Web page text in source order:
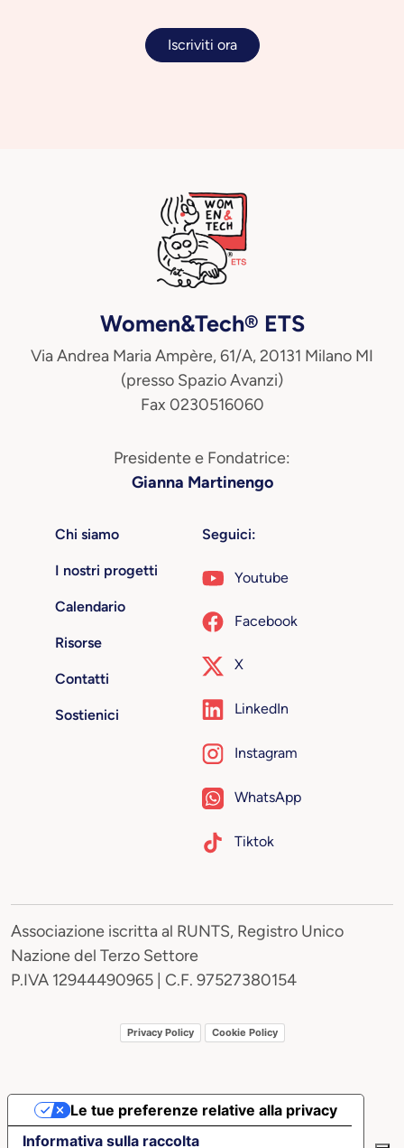
Iscriviti ora
Women&Tech® ETS
Via Andrea Maria Ampère, 61/A, 20131 Milano MI
(presso Spazio Avanzi)
Fax 0230516060
Presidente e Fondatrice:
Gianna Martinengo
Chi siamo
I nostri progetti
Calendario
Risorse
Contatti
Sostienici
Seguici:
Youtube
Facebook
X
LinkedIn
Instagram
WhatsApp
Tiktok
Associazione iscritta al RUNTS, Registro Unico
Nazione del Terzo Settore
P.IVA 12944490965 | C.F. 97527380154
Privacy Policy Cookie Policy
Informativa sulla raccolta
Le tue preferenze relative alla privacy